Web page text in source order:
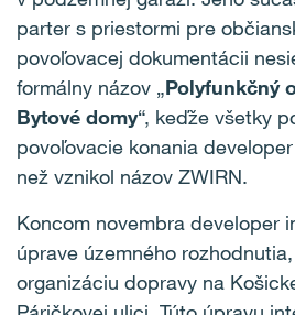
parter s priestormi pre
povoľovacej dokumentácii
formálny názov „Polyfunkčný
Bytové domy“, keďže všetky
povoľovacie konania
než vznikol názov ZWIRN.
Koncom novembra developer
úprave územného
organizáciu dopravy na